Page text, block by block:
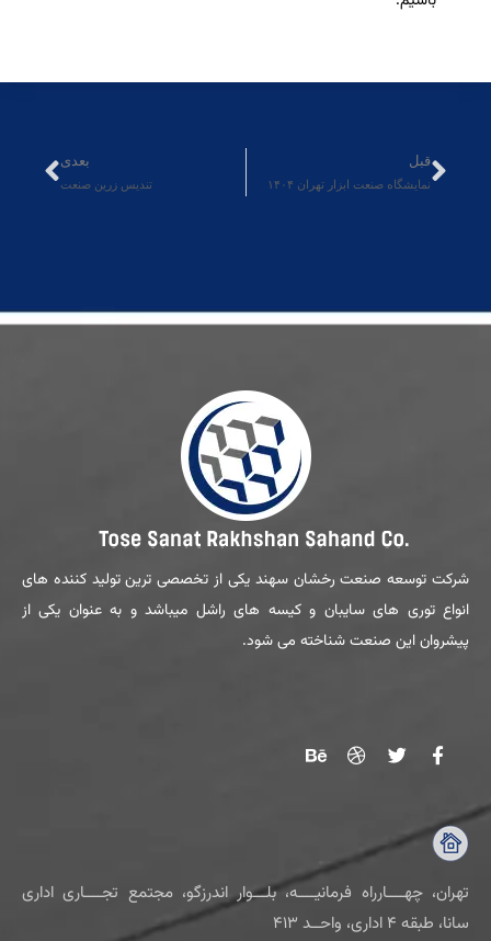
قبل
نمایشگاه صنعت ابزار تهران ۱۴۰۴
بعدی
تندیس زرین صنعت
شرکت توسعه صنعت رخشان سهند یکی از تخصصی ترین تولید کننده های
انواع توری های سایبان و کیسه های راشل میباشد و به عنوان یکی از
پیشروان این صنعت شناخته می شود.
تهران، چهــــارراه فرمانیــــه، بلـــوار اندرزگو، مجتمع تجــــاری اداری
سانا، طبقه ۴ اداری، واحــد ۴۱۳